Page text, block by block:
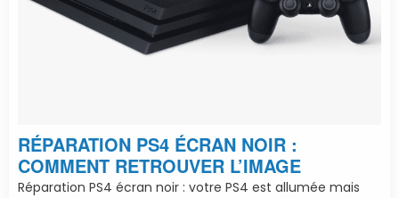
RÉPARATION PS4 ÉCRAN NOIR :
COMMENT RETROUVER L’IMAGE
Réparation PS4 écran noir : votre PS4 est allumée mais